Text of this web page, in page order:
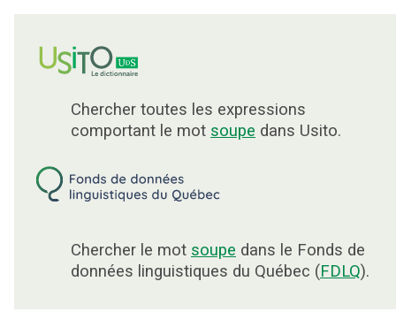
Chercher toutes les expressions
comportant le mot soupe dans Usito.
Chercher le mot soupe dans le Fonds de
données linguistiques du Québec (FDLQ).